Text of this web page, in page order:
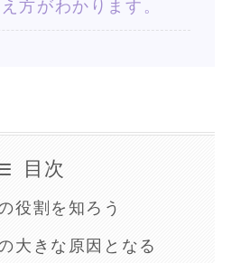
方がわかります。
目次
役割を知ろう
大きな原因となる